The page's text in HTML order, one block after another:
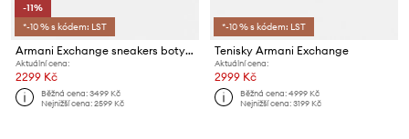
-11%
*-10 % s kódem: LST
Armani Exchange sneakers boty pánské
Aktuální cena:
2299 Kč
Běžná cena:3499 Kč
Nejnižší cena:2599 Kč
*-10 % s kódem: LST
Tenisky Armani Exchange
Aktuální cena:
2999 Kč
Běžná cena:4999 Kč
Nejnižší cena:3199 Kč